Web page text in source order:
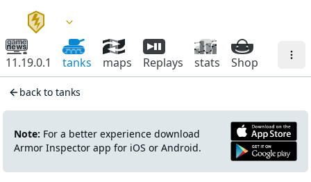
11.19.0.1 tanks maps Replays stats Shop
back to tanks
Note: For a better experience download
Armor Inspector app for iOS or Android.